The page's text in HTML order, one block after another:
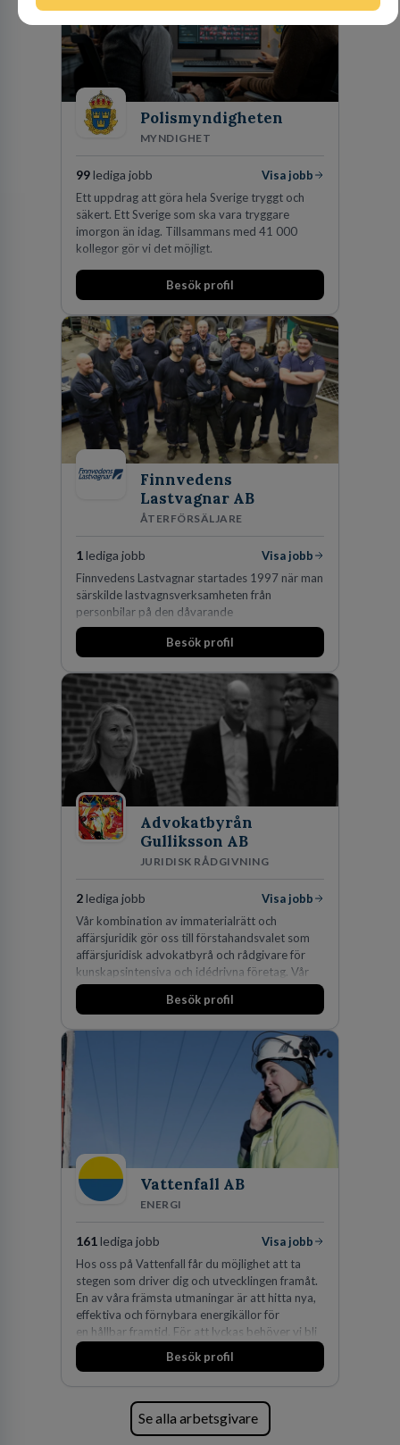
Polismyndigheten
MYNDIGHET
99 lediga jobb
Visa jobb
Ett uppdrag att göra hela Sverige tryggt och
säkert. Ett Sverige som ska vara tryggare
imorgon än idag. Tillsammans med 41 000
kollegor gör vi det möjligt.
Besök profil
Finnvedens
Lastvagnar AB
ÅTERFÖRSÄLJARE
1lediga jobb
Visa jobb
Finnvedens Lastvagnar startades 1997 när man
särskilde lastvagnsverksamheten från
personbilar på den dåvarande
huvudanläggningen i Värnamo. Sedan dess har
man expanderat kraftigt genom ett antal
den största privata återförsäljaren av Volvo
Lastvagnar och finns representerade på 20
orter i södra Sverige.
Besök profil
Advokatbyrån
Gulliksson AB
JURIDISK RÅDGIVNING
2lediga jobb
Visa jobb
Vår kombination av immaterialrätt och
affärsjuridik gör oss till förstahandsvalet som
affärsjuridisk advokatbyrå och rådgivare för
kunskapsintensiva och idédrivna företag. Vår
expertis inom IP-tillgångar har gett oss en
marknadsledande position. Våra klienter väljer
skydda, utveckla och kommersialisera
Besök profil
Vattenfall AB
ENERGI
161lediga jobb
Visa jobb
Hos oss på Vattenfall får du möjlighet att ta
stegen som driver dig och utvecklingen framåt.
En av våra främsta utmaningar är att hitta nya,
effektiva och förnybara energikällor för
en hållbar framtid. För att lyckas behöver vi bli
fler medarbetare som vill göra skillnad.
Besök profil
Se alla arbetsgivare